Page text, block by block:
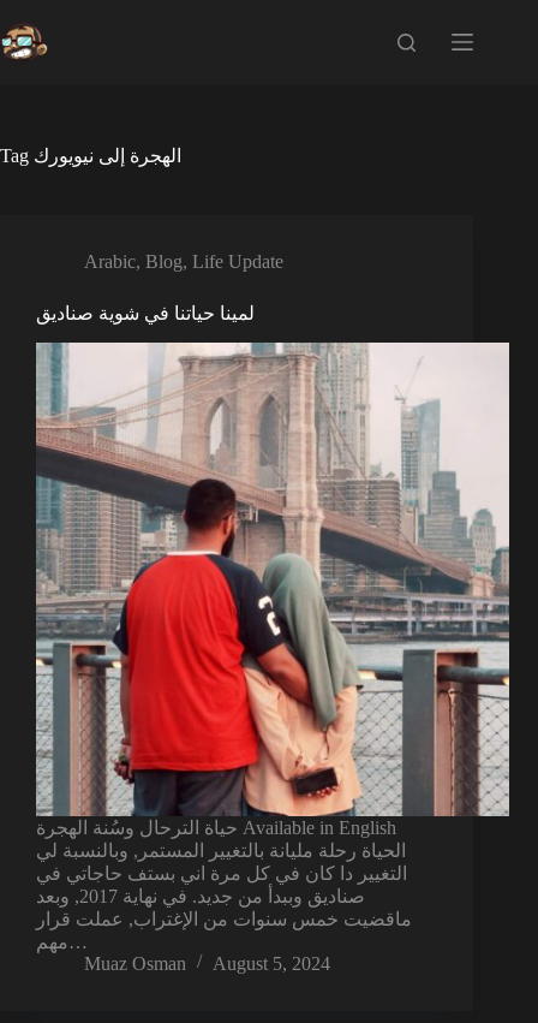
to
content
Tag الهجرة إلى نيويورك
Arabic, Blog, Life Update
لمينا حياتنا في شوية صناديق
حياة الترحال وسُنة الهجرة Available in English
الحياة رحلة مليانة بالتغيير المستمر, وبالنسبة لي
التغيير دا كان في كل مرة اني بستف حاجاتي في
صناديق وببدأ من جديد. في نهاية 2017, وبعد
ماقضيت خمس سنوات من الإغتراب, عملت قرار
مهم…
Muaz Osman
August 5, 2024